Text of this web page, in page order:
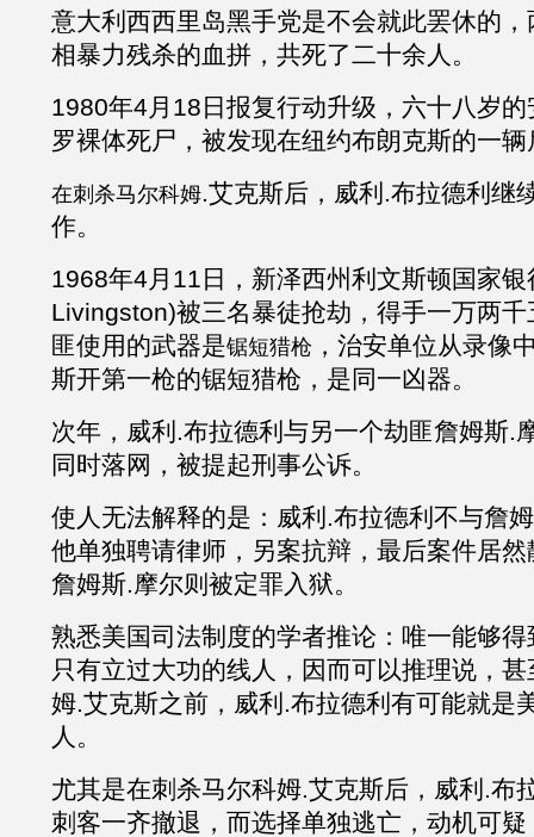
意大利西西里岛黑手党是不会就此罢休的
相暴力残杀的血拼，共死了二十余人。
1980年4月18日报复行动升级，六十八岁
罗裸体死尸，被发现在纽约布朗克斯的一
在刺杀马尔科姆.艾克斯后 ， 威利 .布拉德利 继
作。
1968年4月11日，新泽西州利文斯顿国家
Livingston)被三名暴徒抢劫，得手一万两
匪使用的武器是锯短猎枪 ，治安单位从录像
斯开第一枪的锯短猎枪，是同一凶器。
次年， 威利 .布拉德利 与另一个劫匪詹姆斯.
同时落网，被提起刑事公诉。
使人无法解释的是： 威利 .布拉德利 不与詹
他单独聘请律师，另案抗辩，最后案件居
詹姆斯.摩尔则被定罪入狱。
熟悉美国司法制度的学者推论：唯一能够
只有立过大功的线人，因而可以推理说，
姆.艾克斯之前，威利 .布拉德利有可能就是
人。
尤其是在刺杀马尔科姆.艾克斯后，威利 .布
刺客一齐撤退，而选择单独逃亡，动机可